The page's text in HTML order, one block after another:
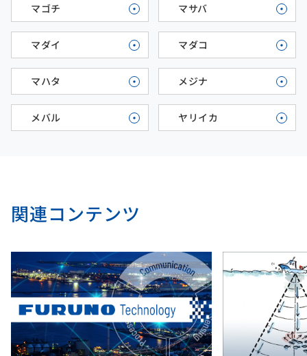
マゴチ マサバ
マダイ マダコ
マハタ メジナ
メバル ヤリイカ
関連コンテンツ